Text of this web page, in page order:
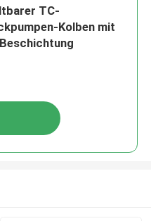
TC-
Kolben mit